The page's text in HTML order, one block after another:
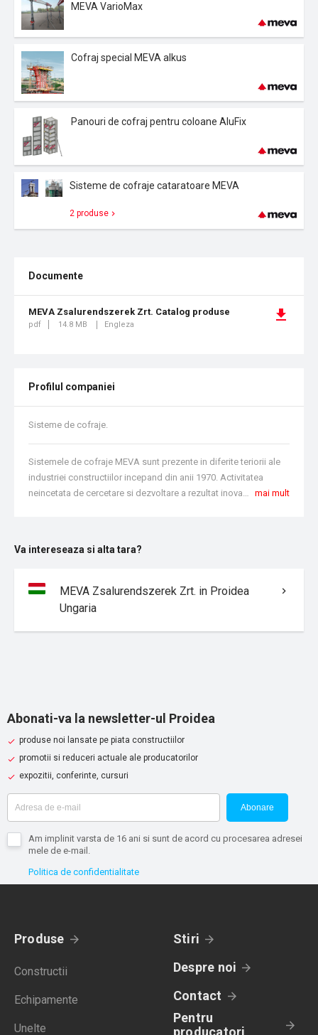
MEVA VarioMax
Cofraj special MEVA alkus
Panouri de cofraj pentru coloane AluFix
Sisteme de cofraje cataratoare MEVA
2 produse
Documente
pdf 14.8 MB Engleza
MEVA Zsalurendszerek Zrt. Catalog produse
Profilul companiei
Sisteme de cofraje.
Sistemele de cofraje MEVA sunt prezente in diferite teriorii ale
industriei constructiilor incepand din anii 1970. Activitatea
neincetata de cercetare si dezvoltare a rezultat inovatii, care intotdeauna au fost transpuse in practica. Aceasta activitate e caracteristica firmei MEVA. mai mult
Va intereseaza si alta tara?
MEVA Zsalurendszerek Zrt. in Proidea
Ungaria
Abonati-va la newsletter-ul Proidea
produse noi lansate pe piata constructiilor
promotii si reduceri actuale ale producatorilor
expozitii, conferinte, cursuri
Abonare
Am implinit varsta de 16 ani si sunt de acord cu procesarea adresei
mele de e-mail.
Politica de confidentialitate
Produse
Constructii
Echipamente
Unelte
Stiri
Despre noi
Contact
Pentru
producatori